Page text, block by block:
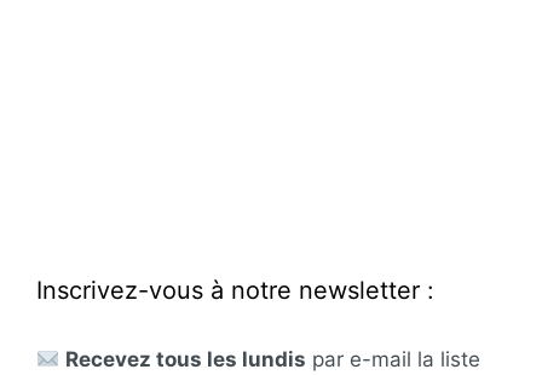
Inscrivez-vous à notre newsletter :
Recevez tous les lundis par e-mail la liste